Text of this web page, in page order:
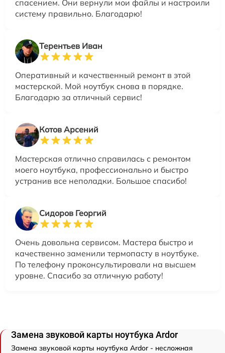
спасением. Они вернули мои файлы и настроили
систему правильно. Благодарю!
Терентьев Иван
Оперативный и качественный ремонт в этой
мастерской. Мой ноутбук снова в порядке.
Благодарю за отличный сервис!
Котов Арсений
Мастерская отлично справилась с ремонтом
моего ноутбука, профессионально и быстро
устранив все неполадки. Большое спасибо!
Сидоров Георгий
Очень довольна сервисом. Мастера быстро и
качественно заменили термопасту в ноутбуке.
По телефону проконсультировали на высшем
уровне. Спасибо за отличную работу!
Замена звуковой карты ноутбука Ardor
Замена звуковой карты ноутбука Ardor - несложная